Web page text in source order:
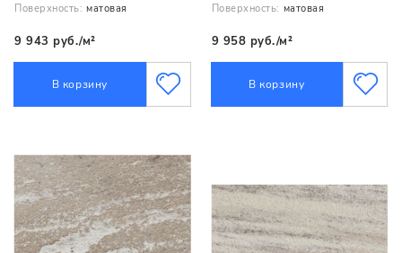
Поверхность: матовая
9 943 руб./м²
В корзину
Поверхность: матовая
9 958 руб./м²
В корзину